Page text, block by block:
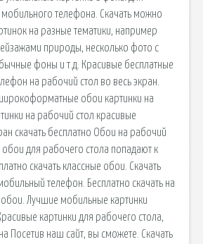
телефона. Скачать можно
на разные тематики, например
природы, несколько фото с
фоны и т.д. Красивые бесплатные
на рабочий стол во весь экран.
обои картинки на
на рабочий стол красивые
скачать бесплатно Обои на рабочий
для рабочего стола попадают к
скачать классные обои. Скачать
телефон. Бесплатно скачать на
Лучшие мобильные картинки
картинки для рабочего стола,
Посетив наш сайт, вы сможете. Скачать